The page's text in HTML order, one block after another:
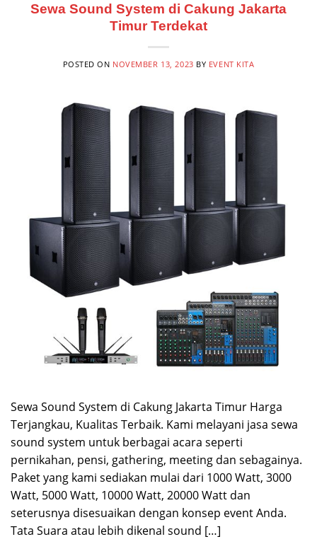
Sewa Sound System di Cakung Jakarta
Timur Terdekat
POSTED ON NOVEMBER 13, 2023 BY EVENT KITA
Sewa Sound System di Cakung Jakarta Timur Harga
Terjangkau, Kualitas Terbaik. Kami melayani jasa sewa
sound system untuk berbagai acara seperti
pernikahan, pensi, gathering, meeting dan sebagainya.
Paket yang kami sediakan mulai dari 1000 Watt, 3000
Watt, 5000 Watt, 10000 Watt, 20000 Watt dan
seterusnya disesuaikan dengan konsep event Anda.
Tata Suara atau lebih dikenal sound […]